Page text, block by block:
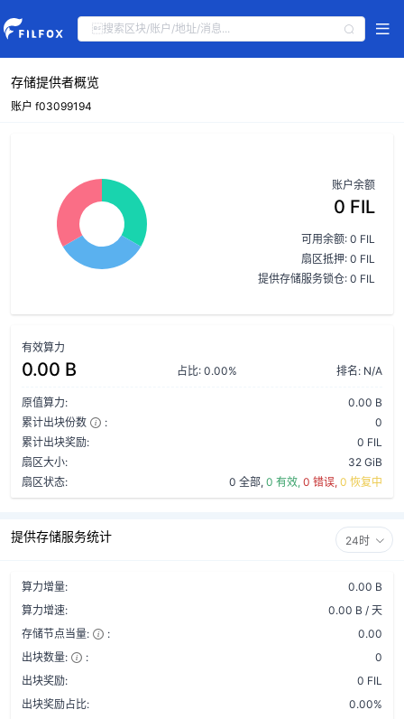
存储提供者概览
账户 f03099194
账户余额
0 FIL
可用余额: 0 FIL
扇区抵押: 0 FIL
提供存储服务锁仓: 0 FIL
有效算力
0.00 B 占比: 0.00% 排名: N/A
原值算力:
0.00 B
累计出块份数
:
0
累计出块奖励:
0 FIL
扇区大小:
32 GiB
扇区状态:
0 全部, 0 有效, 0 错误, 0 恢复中
提供存储服务统计 24时
算力增量:
0.00 B
算力增速:
0.00 B / 天
存储节点当量:
:
0.00
出块数量:
:
0
出块奖励:
0 FIL
出块奖励占比:
0.00%